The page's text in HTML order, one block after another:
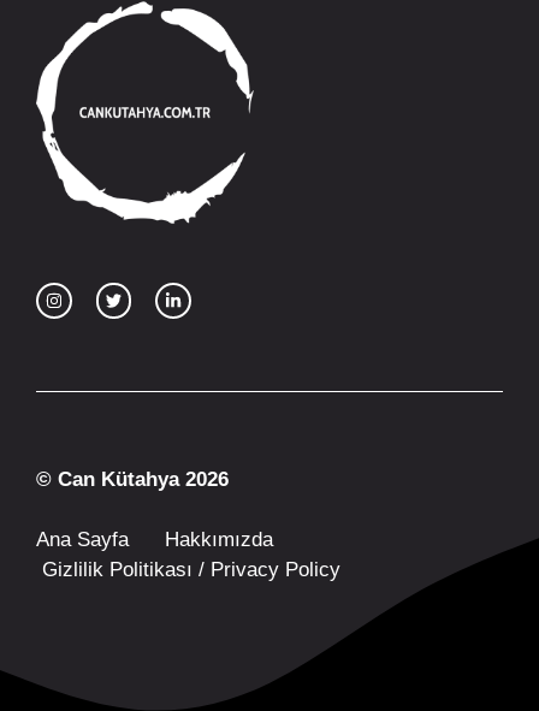
© Can Kütahya 2026
Ana Sayfa
Hakkımızda
Gizlilik Politikası / Privacy Policy